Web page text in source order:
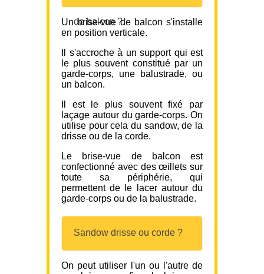
de balcon ?
Un brise-vue de balcon s'installe
en position verticale.
Il s'accroche à un support qui est
le plus souvent constitué par un
garde-corps, une balustrade, ou
un balcon.
Il est le plus souvent fixé par
laçage autour du garde-corps. On
utilise pour cela du sandow, de la
drisse ou de la corde.
Le brise-vue de balcon est
confectionné avec des œillets sur
toute sa périphérie, qui
permettent de le lacer autour du
garde-corps ou de la balustrade.
Sandow drisse ou corde ?
On peut utiliser l'un ou l'autre de